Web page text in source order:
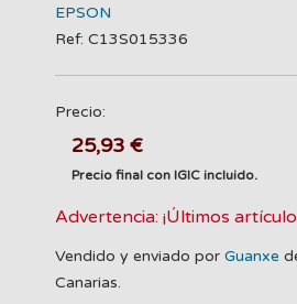
EPSON
Ref: C13S015336
Precio:
25,93 €
Precio final con IGIC incluido.
Advertencia: ¡Últimos
Vendido y enviado por Guanxe
Canarias.